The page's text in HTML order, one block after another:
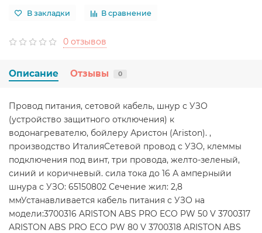
В закладки В сравнение
0 отзывов
Описание Отзывы 0
Провод питания, сетовой кабель, шнур с УЗО
(устройство защитного отключения) к
водонагревателю, бойлеру Аристон (Ariston). ,
производство ИталияСетевой провод с УЗО, клеммы
подключения под винт, три провода, желто-зеленый,
синий и коричневый. сила тока до 16 А амперныйи
шнура с УЗО: 65150802 Сечение жил: 2,8
ммУстанавливается кабель питания с УЗО на
модели:3700316 ARISTON ABS PRO ECO PW 50 V 3700317
ARISTON ABS PRO ECO PW 80 V 3700318 ARISTON ABS